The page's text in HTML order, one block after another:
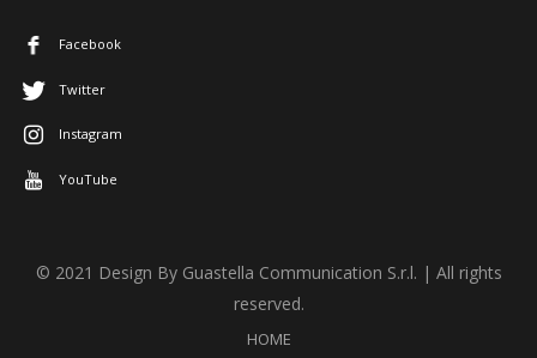
Facebook
Twitter
Instagram
YouTube
© 2021 Design By Guastella Communication S.r.l. | All rights
reserved.
HOME